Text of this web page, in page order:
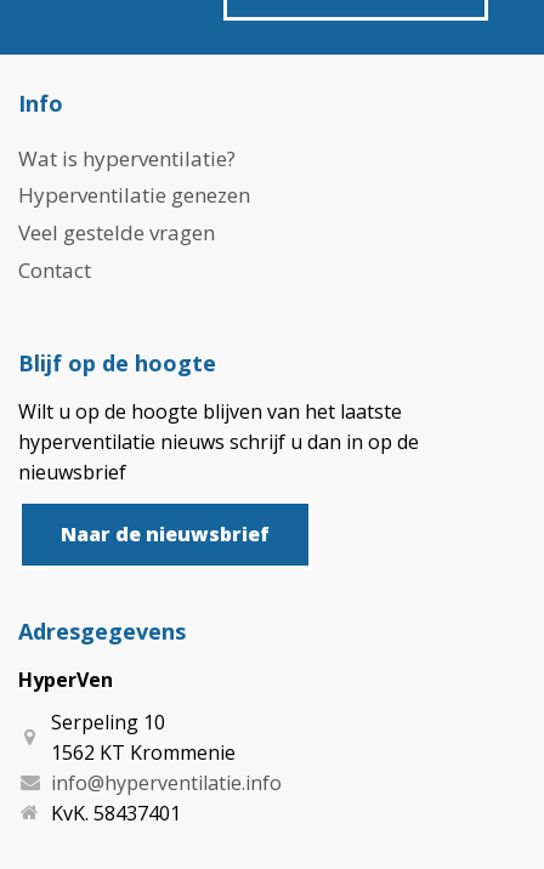
Info
Wat is hyperventilatie?
Hyperventilatie genezen
Veel gestelde vragen
Contact
Blijf op de hoogte
Wilt u op de hoogte blijven van het laatste
hyperventilatie nieuws schrijf u dan in op de
nieuwsbrief
Naar de nieuwsbrief
Adresgegevens
HyperVen
Serpeling 10
1562 KT Krommenie
info@hyperventilatie.info
KvK. 58437401